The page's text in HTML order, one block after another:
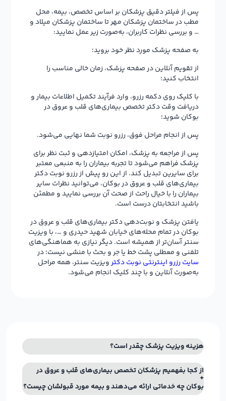
پس از فیلتر دقیق پزشکان بر اساس تخصص، بیمه، محل
مطب در ساختمان پزشکان مهر تا ساختمان پزشکان میلاد و
… و بررسی نظرات کاربران، به‌صورت زیر عمل نمایید:
به صفحه پزشک مورد نظر خود بروید؛
از تقویم آنلاین در صفحه پزشک، زمان خالی مناسب را
انتخاب کنید؛
با کلیک روی دکمه رزرو، وارد فرآیند تکمیل اطلاعات بیمار و
دریافت وقت دکتر تخصص بیماری‌های قلب و عروق در
بوکان شوید؛
پس از انجام مراحل فوق، رزرو نوبت شما نهایی می‌شود.
پس از مراجعه به پزشک، امکان امتیازدهی و ثبت نظر برای
پزشک فراهم می‌شود تا تجربه بیماران را به منبعی معتبر
برای سایرین تبدیل کند. از این رو پیش از رزرو نوبت دکتر
بیماری‌های قلب و عروق در بوکان، می‌توانید نظرات سایر
بیماران را با خیال راحت از صحت آن بررسی نمایید و مطمئن
باشید انتخابتان درست است.
یافتن پزشک و نوبت‌دهی دکتر بیماری‌های قلب و عروق در
بوکان در تمام محله‌های خیابان شهید حیدری و …، با ویزیت
سنتر آسان‌تر از همیشه است. دیگر نیازی به هماهنگی‌های
تلفنی و معطلی پشت خط یا جر و بحث با منشی نیست؛ در
سایت رزرو اینترنتی نوبت دکترویزیت سنتر، همه مراحل
به‌صورت آنلاین و با چند کلیک انجام می‌شود.
هزینه ویزیت پزشک چقدر است؟
از کجا بفهمیم پزشکان تخصص بیماری‌های قلب و عروق در
بوکان چه خدماتی ارائه می‌دهند و بیمه مورد قبولشان چیست؟